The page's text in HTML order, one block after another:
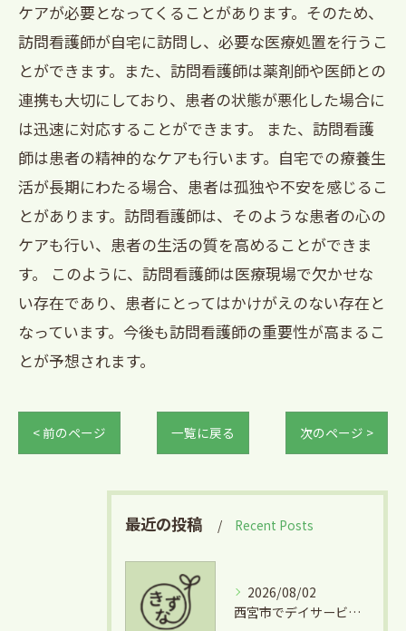
ケアが必要となってくることがあります。そのため、
訪問看護師が自宅に訪問し、必要な医療処置を行うこ
とができます。また、訪問看護師は薬剤師や医師との
連携も大切にしており、患者の状態が悪化した場合に
は迅速に対応することができます。 また、訪問看護
師は患者の精神的なケアも行います。自宅での療養生
活が長期にわたる場合、患者は孤独や不安を感じるこ
とがあります。訪問看護師は、そのような患者の心の
ケアも行い、患者の生活の質を高めることができま
す。 このように、訪問看護師は医療現場で欠かせな
い存在であり、患者にとってはかけがえのない存在と
なっています。今後も訪問看護師の重要性が高まるこ
とが予想されます。
< 前のページ 一覧に戻る 次のページ >
最近の投稿 Recent Posts
2026/08/02
西宮市でデイサービスとグルメを両立できる兵庫県西宮市学文殿町の魅力